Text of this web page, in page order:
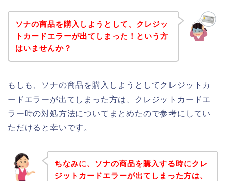
ソナの商品を購入しようとして、クレジッ
トカードエラーが出てしまった！という方
はいませんか？
もしも、ソナの商品を購入しようとしてクレジットカ
ードエラーが出てしまった方は、クレジットカードエ
ラー時の対処方法についてまとめたので参考にしてい
ただけると幸いです。
ちなみに、ソナの商品を購入する時にクレ
ジットカードエラーが出てしまった方は、